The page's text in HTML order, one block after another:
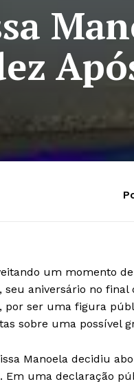
um momento
aniversário no
por ser uma figura
sobre uma possível
Manoela decidiu
uma declaração